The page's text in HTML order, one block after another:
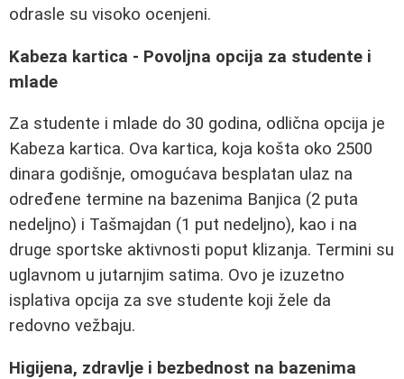
odrasle su visoko ocenjeni.
Kabeza kartica - Povoljna opcija za studente i
mlade
Za studente i mlade do 30 godina, odlična opcija je
Kabeza kartica. Ova kartica, koja košta oko 2500
dinara godišnje, omogućava besplatan ulaz na
određene termine na bazenima Banjica (2 puta
nedeljno) i Tašmajdan (1 put nedeljno), kao i na
druge sportske aktivnosti poput klizanja. Termini su
uglavnom u jutarnjim satima. Ovo je izuzetno
isplativa opcija za sve studente koji žele da
redovno vežbaju.
Higijena, zdravlje i bezbednost na bazenima